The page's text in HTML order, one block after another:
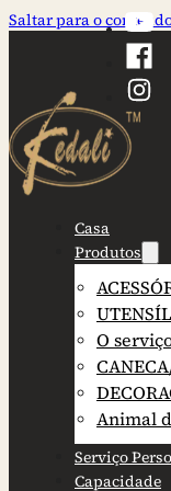
Saltar para o
Casa
Produtos
O
Animal
Serviço
Capacidade